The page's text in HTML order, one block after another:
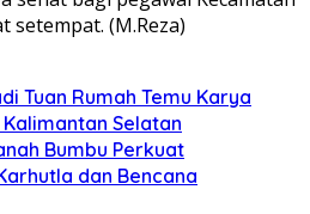
setempat. (M.Reza)
Tuan Rumah Temu Karya
Kalimantan Selatan
Bumbu Perkuat
dan Bencana